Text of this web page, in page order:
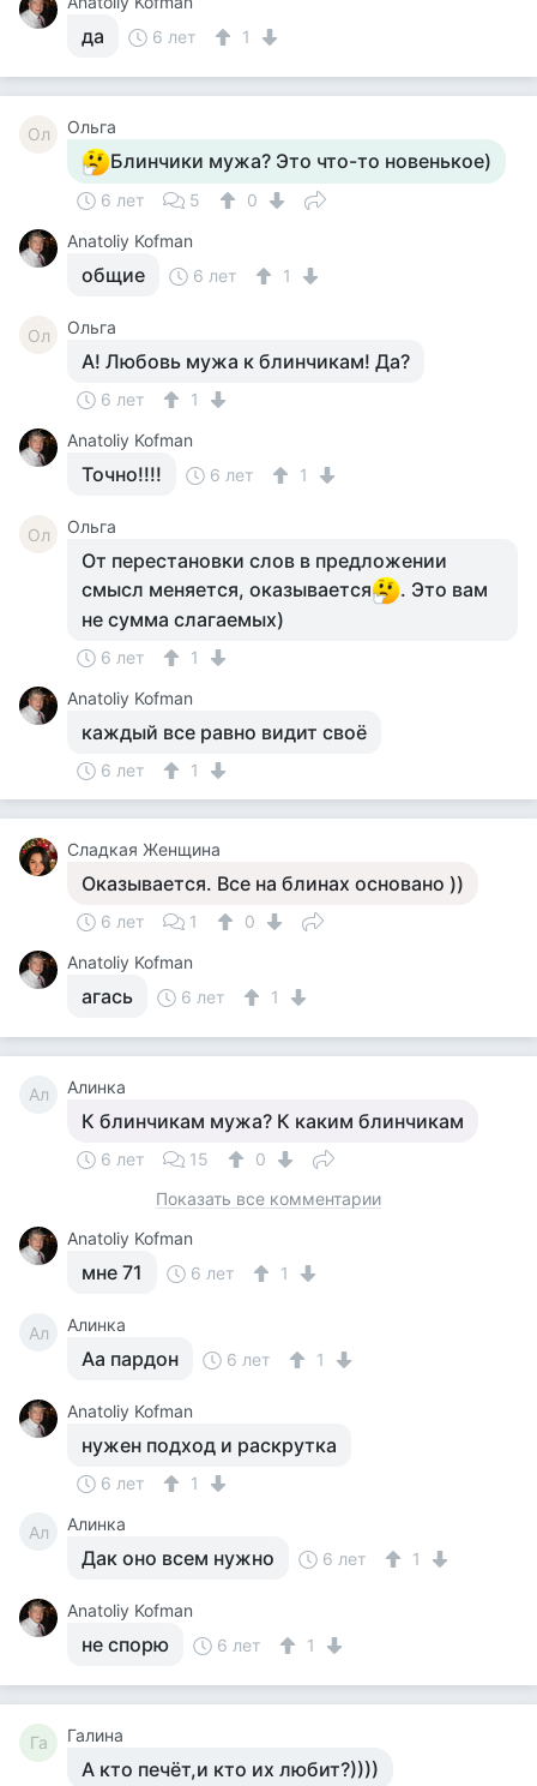
да 6 лет 1
Ол Ольга
Блинчики мужа? Это что-то новенькое)
6 лет 5
0
Anatoliy Kofman
общие 6 лет 1
Ол Ольга
А! Любовь мужа к блинчикам! Да?
6 лет
1
Anatoliy Kofman
Точно!!!! 6 лет 1
Ол Ольга
От перестановки слов в предложении
смысл меняется, оказывается
. Это вам
не сумма слагаемых)
6 лет
1
Anatoliy Kofman
каждый все равно видит своё
6 лет 1
Сладкая Женщина
Оказывается. Все на блинах основано ))
6 лет 1
0
Anatoliy Kofman
агась 6 лет 1
Ал Алинка
К блинчикам мужа? К каким блинчикам
6 лет 15
0
Показать все комментарии
Anatoliy Kofman
мне 71 6 лет 1
Ал Алинка
Аа пардон 6 лет 1
Anatoliy Kofman
нужен подход и раскрутка
6 лет 1
Ал Алинка
Дак оно всем нужно 6 лет 1
Anatoliy Kofman
не спорю 6 лет 1
Га Галина
А кто печёт,и кто их любит?))))